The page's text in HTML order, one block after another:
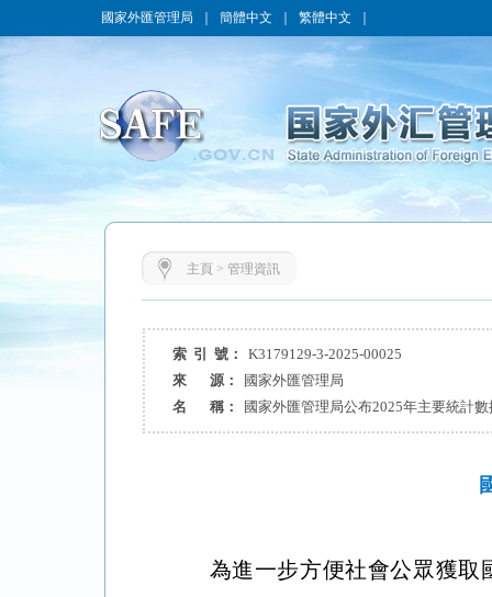
國家外匯管理局 簡體中文 繁體中文
主頁 > 管理資訊
索 引 號：
K3179129-3-2025-00025
來 源：
國家外匯管理局
名 稱：
國家外匯管理局公布2025年主要統計
為進一步方便社會公眾獲取